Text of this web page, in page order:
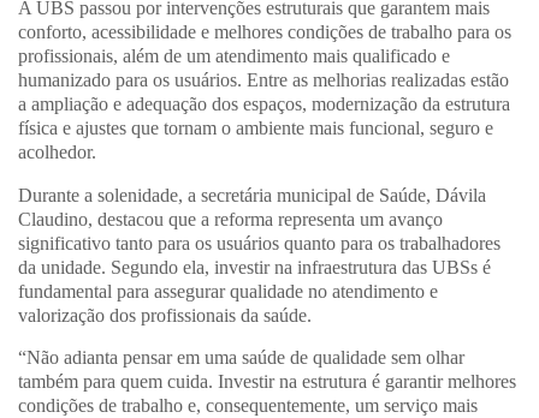
A UBS passou por intervenções estruturais que garantem mais
conforto, acessibilidade e melhores condições de trabalho para os
profissionais, além de um atendimento mais qualificado e
humanizado para os usuários. Entre as melhorias realizadas estão
a ampliação e adequação dos espaços, modernização da estrutura
física e ajustes que tornam o ambiente mais funcional, seguro e
acolhedor.
Durante a solenidade, a secretária municipal de Saúde, Dávila
Claudino, destacou que a reforma representa um avanço
significativo tanto para os usuários quanto para os trabalhadores
da unidade. Segundo ela, investir na infraestrutura das UBSs é
fundamental para assegurar qualidade no atendimento e
valorização dos profissionais da saúde.
“Não adianta pensar em uma saúde de qualidade sem olhar
também para quem cuida. Investir na estrutura é garantir melhores
condições de trabalho e, consequentemente, um serviço mais